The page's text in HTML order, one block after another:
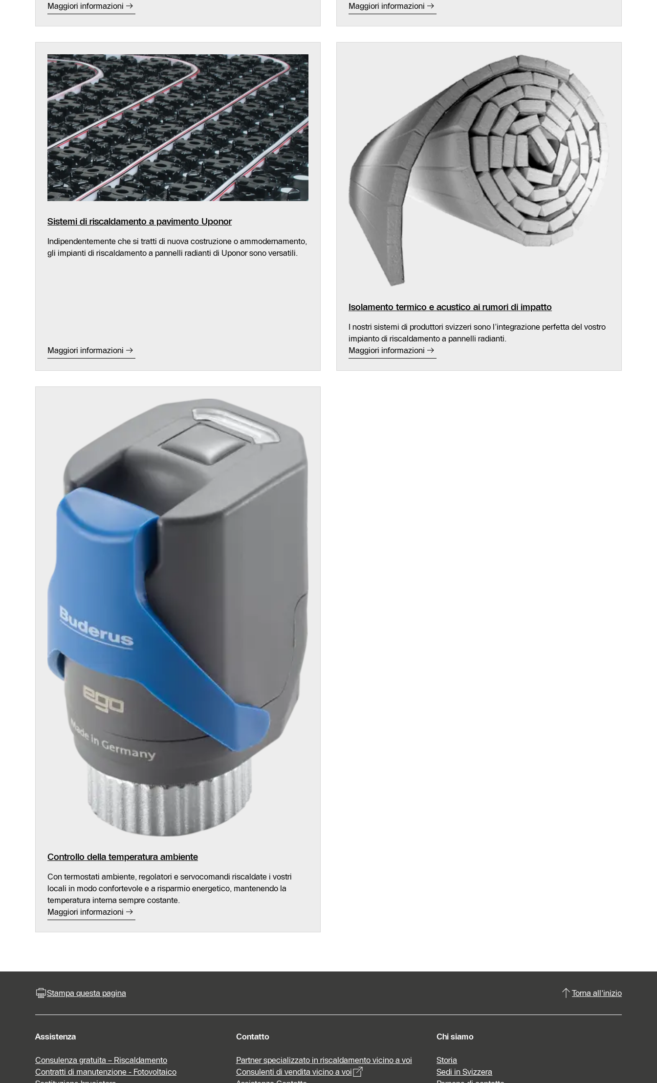
Maggiori informazioni
Maggiori informazioni
Sistemi di riscaldamento a pavimento Uponor
Indipendentemente che si tratti di nuova costruzione o ammodernamento,
gli impianti di riscaldamento a pannelli radianti di Uponor sono versatili.
Maggiori informazioni
Isolamento termico e acustico ai rumori di impatto
I nostri sistemi di produttori svizzeri sono l’integrazione perfetta del vostro
impianto di riscaldamento a pannelli radianti.
Maggiori informazioni
Controllo della temperatura ambiente
Con termostati ambiente, regolatori e servocomandi riscaldate i vostri
locali in modo confortevole e a risparmio energetico, mantenendo la
temperatura interna sempre costante.
Maggiori informazioni
Stampa questa pagina Torna all'inizio
Assistenza
Consulenza gratuita – Riscaldamento
Contratti di manutenzione - Fotovoltaico
Contatto
Partner specializzato in riscaldamento vicino a voi
Consulenti di vendita vicino a voi
Chi siamo
Storia
Sedi in Svizzera